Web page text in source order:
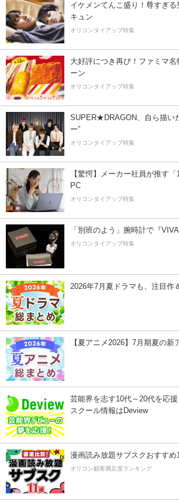
イケメンてんこ盛り！尊すぎ
キュン
オリコンタイアップ特集
大好評につき再び！ファミマ
ーン
オリコンタイアップ特集
SUPER★DRAGON、自ら描い
ー”
オリコンタイアップ特集
【驚愕】メーカー社員が推す
PC
オリコンタイアップ特集
「別班のよう」腕時計で『
オリコンタイアップ特集
2026年7月夏ドラマも、注目作
【夏アニメ2026】7月期夏の新
芸能界を志す10代～20代を応
スクール情報はDeview
漫画読み放題サブスクおすすめ
オリコン顧客満足度ランキング